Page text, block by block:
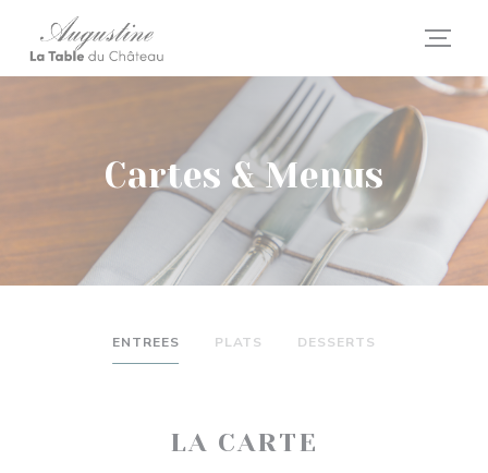
Personnalisation de vos choix en matière de cookies
Cartes & Menus
ENTREES PLATS DESSERTS
LA CARTE